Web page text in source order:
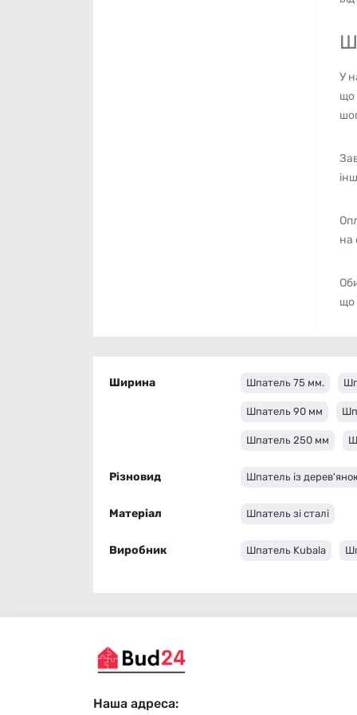
У
що
на
що
Ширина Шпатель 75 мм.
Шпатель 90 мм
Шпатель 250 мм
Різновид Шпатель із
Матеріал Шпатель зі сталі
Виробник Шпатель Kubala
Наша адреса: